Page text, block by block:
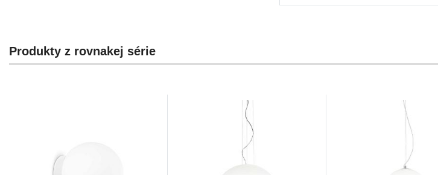
Produkty z rovnakej série